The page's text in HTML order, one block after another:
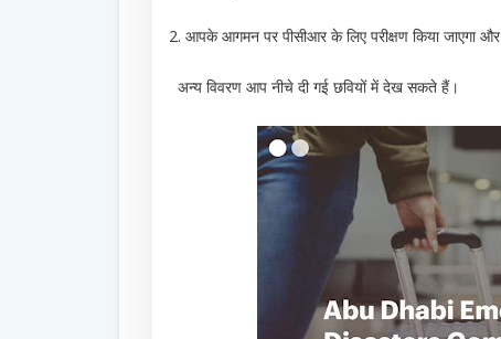
2. आपके आगमन पर पीसीआर के लिए परीक्षण किया जाएगा और
अन्य विवरण आप नीचे दी गई छवियों में देख सकते हैं।